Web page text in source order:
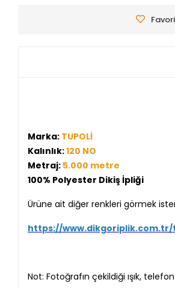
Marka: TUPOLİ
Kalınlık:120 NO
Metraj: 5.000 metre
100% Polyester Dikiş İpliği
Ürüne ait diğer renkleri görmek
https://
Not: Fotoğrafın çekildiği ışık,